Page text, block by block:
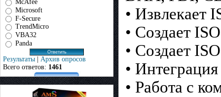
McAfee
Microsoft
F-Secure
TrendMicro
VBA32
Panda
Результаты | Архив опросов
Всего ответов: 1461
• Извлекает
• Создает
• Создает
•
• Работа с